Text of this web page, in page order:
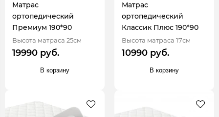
Матрас
ортопедический
Премиум 190*90
Высота матраса 25см
19990 руб.
В корзину
Матрас
ортопедический
Классик Плюс 190*90
Высота матраса 17см
10990 руб.
В корзину